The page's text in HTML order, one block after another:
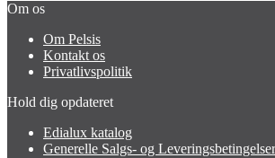
Om os
Om Pelsis
Kontakt os
Privatlivspolitik
Hold dig opdateret
Edialux katalog
Generelle Salgs- og Leveringsbetingelser